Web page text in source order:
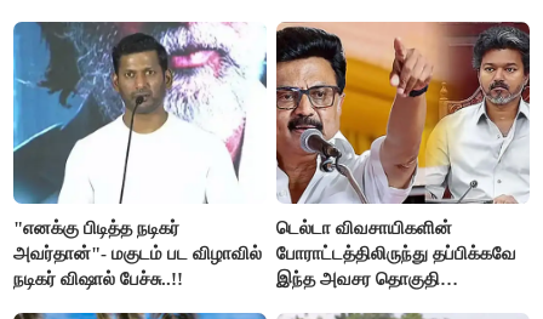
"எனக்கு பிடித்த நடிகர்
அவர்தான்"- மகுடம் பட விழாவில்
நடிகர் விஷால் பேச்சு..!!
டெல்டா விவசாயிகளின்
போராட்டத்திலிருந்து தப்பிக்கவே
இந்த அவசர தொகுதி